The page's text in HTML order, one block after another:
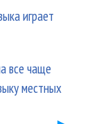
играет
все чаще
местных